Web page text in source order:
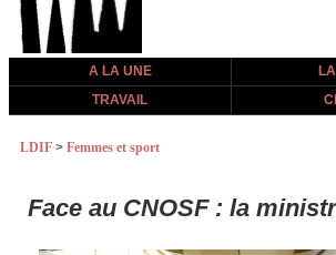
A LA UNE
TRAVAIL
LDIF > Femmes et sport
Face au CNOSF : la